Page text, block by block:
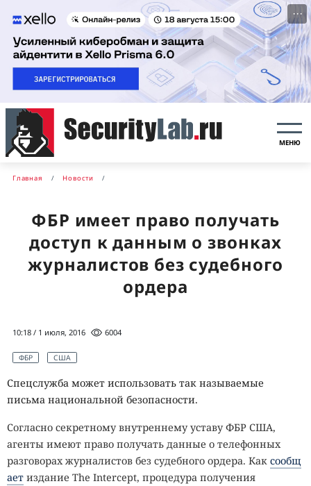
···
МЕНЮ
Главная Новости
ФБР имеет право получать
доступ к данным о звонках
журналистов без судебного
ордера
10:18 / 1 июля, 2016 6004
ФБР США
Спецслужба может использовать так называемые
письма национальной безопасности.
Согласно секретному внутреннему уставу ФБР США,
агенты имеют право получать данные о телефонных
разговорах журналистов без судебного ордера. Как сообщ
ает издание The Intercept, процедура получения